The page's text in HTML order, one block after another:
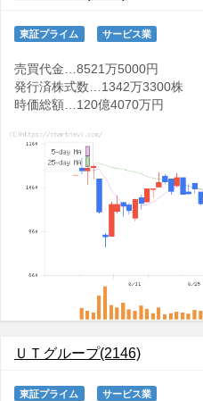
東証プライム サービス業
売買代金…8521万5000円
発行済株式数…1342万3300株
時価総額…120億4070万円
ＵＴグループ(2146)
東証プライム サービス業